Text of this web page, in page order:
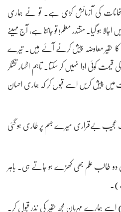
کی آزمائش کڑی ہے۔ تو نے ہماری
ہو گیا۔ مقتدر معلم! تو جانتا ہے، آج مہینے
حقیر معاوضہ پیش کرنے آئے ہیں۔ تیرے
قیمت کوئی ادا نہیں کر سکتا۔ تاہم اظہار تشکر
میں پیش کریں اسے قبول کر کہ ہماری احسان
بےقراری میرے جسم پر طاری ہو گئی
دو طالب علم بھی کھڑے ہو جاتے ہی۔ باہر
ہمارے مہربان مجھ حقیر کی نذر قبول کر۔